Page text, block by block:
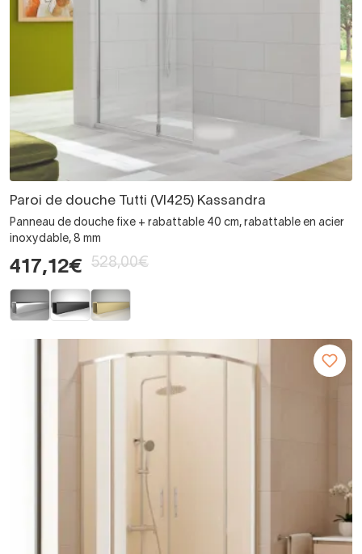
Paroi de douche Tutti (VI425) Kassandra
Panneau de douche fixe + rabattable 40 cm, rabattable en acier
inoxydable, 8 mm
417,12€ 528,00€